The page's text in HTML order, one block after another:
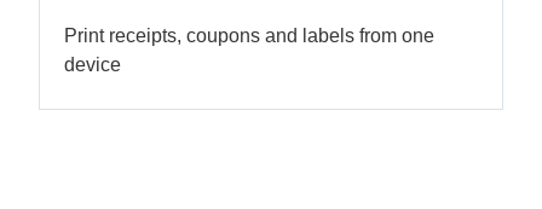
Print receipts, coupons and labels from one
device